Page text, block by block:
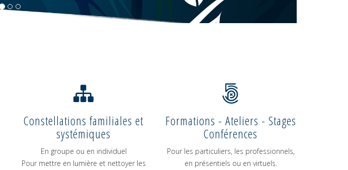
Constellations familiales et
systémiques
En groupe ou en individuel
Pour mettre en lumière et nettoyer les
Formations - Ateliers - Stages
Conférences
Pour les particuliers, les professionnels,
en présentiels ou en virtuels.